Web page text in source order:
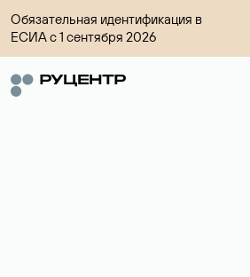
Обязательная идентификация в
ЕСИА с 1 сентября 2026